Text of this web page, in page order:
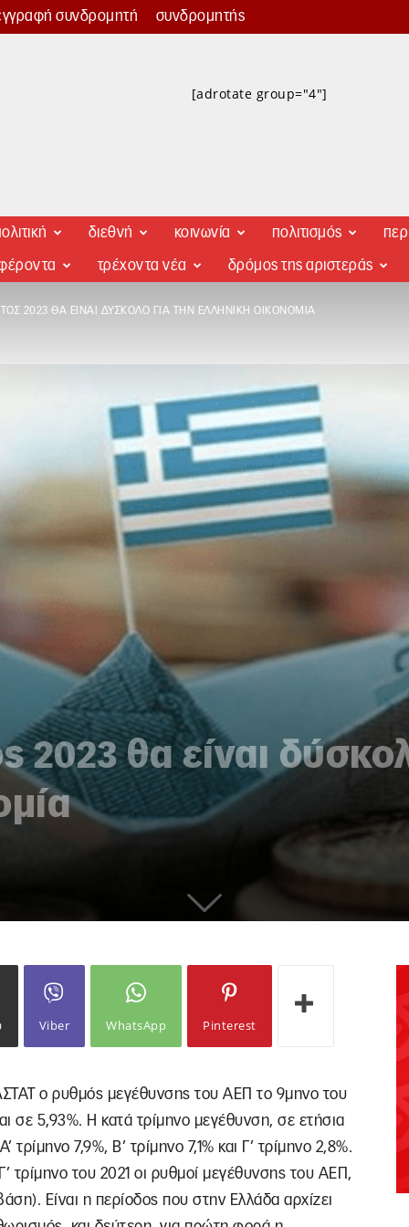
συνδρομητή συνδρομητής
[adrotate group="4"]
διεθνή κοινωνία πολιτισμός
τρέχοντα νέα δρόμος της αριστεράς
2023 ΘΑ ΕΊΝΑΙ ΔΎΣΚΟΛΟ ΓΙΑ ΤΗΝ ΕΛΛΗΝΙΚΉ ΟΙΚΟΝΟΜΊΑ
2023 θα είναι
Viber WhatsApp Pinterest
ο ρυθμός μεγέθυνσης του ΑΕΠ το 9μηνο του
σε 5,93%. Η κατά τρίμηνο μεγέθυνση, σε ετήσια
7,9%, Β’ τρίμηνο 7,1% και Γ’ τρίμηνο 2,8%.
τρίμηνο του 2021 οι ρυθμοί μεγέθυνσης του ΑΕΠ,
Είναι η περίοδος που στην Ελλάδα αρχίζει